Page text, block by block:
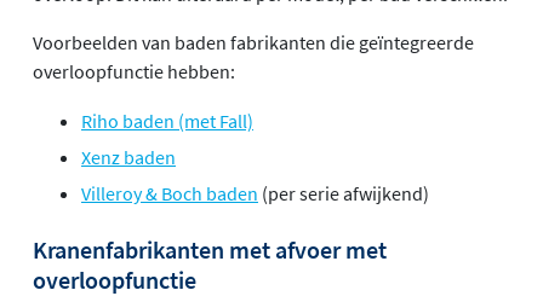
Voorbeelden van baden fabrikanten die geïntegreerde
overloopfunctie hebben:
Riho baden (met Fall)
Xenz baden
Villeroy & Boch baden (per serie afwijkend)
Kranenfabrikanten met afvoer met
overloopfunctie